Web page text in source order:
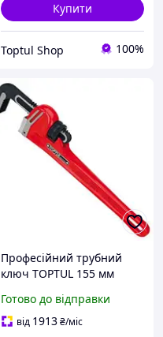
Купити
Toptul Shop 100%
Професійний трубний
ключ TOPTUL 155 мм
Готово до відправки
від 1913₴/міс